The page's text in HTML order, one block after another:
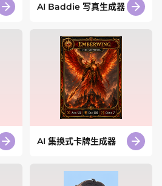
AI Baddie 写真生成器
AI 集换式卡牌生成器